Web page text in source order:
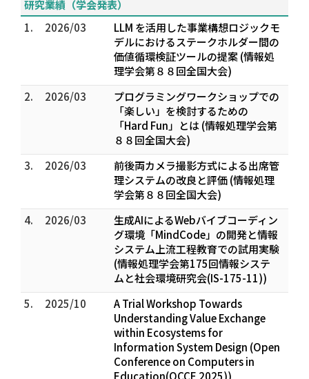
研究業績（学会発表）
1.
2026/03
LLM を活用した事業構想ロジックモ
デルにおけるステークホルダー間の
価値循環検証ツールの提案 (情報処
理学会第８８回全国大会)
2.
2026/03
プログラミングワークショップでの
「楽しい」を検討するための
「Hard Fun」とは (情報処理学会第
８８回全国大会)
3.
2026/03
前後両カメラ撮影方式による出席管
理システムの改良と評価 (情報処理
学会第８８回全国大会)
4.
2026/03
生成AIによるWebバイブコーディン
グ環境「MindCode」の開発と情報
システム上流工程教育での試用実験
(情報処理学会第175回情報システ
ムと社会環境研究会(IS-175-11))
5.
2025/10
A Trial Workshop Towards
Understanding Value Exchange
within Ecosystems for
Information System Design (Open
Conference on Computers in
Education(OCCE 2025))